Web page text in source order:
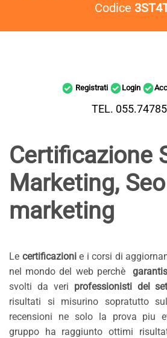
Codice
Registrati Login
TEL.
Certificazione
Marketing,
marketing
Le certificazionie i corsi di
nel mondo del web perchè
svolti da veri professionisti del
risultati si misurino sopratutto
recensioni ne solo la prova piu
gruppo ha raggiunto ottimi